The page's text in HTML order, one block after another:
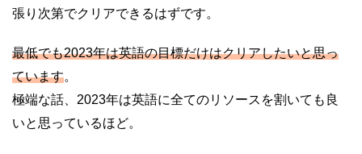
張り次第でクリアできるはずです。
最低でも2023年は英語の目標だけはクリアしたいと思っ
ています。
極端な話、2023年は英語に全てのリソースを割いても良
いと思っているほど。